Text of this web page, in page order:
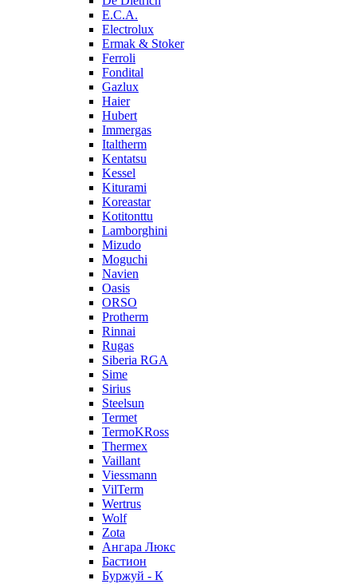
E.C.A.
Electrolux
Ermak & Stoker
Ferroli
Fondital
Gazlux
Haier
Hubert
Immergas
Italtherm
Kentatsu
Kessel
Kiturami
Koreastar
Kotitonttu
Lamborghini
Mizudo
Moguchi
Navien
Oasis
ORSO
Protherm
Rinnai
Rugas
Siberia RGA
Sime
Sirius
Steelsun
Termet
TermoKRoss
Thermex
Vaillant
Viessmann
VilTerm
Wertrus
Wolf
Zota
Ангара Люкс
Бастион
Буржуй - К